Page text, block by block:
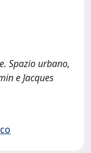
Spazio urbano,
e Jacques